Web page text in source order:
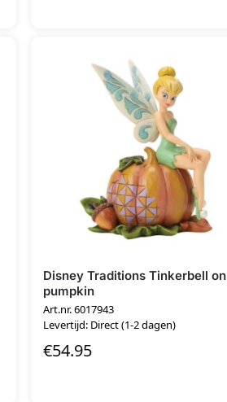
Disney Traditions Tinkerbell on
pumpkin
Art.nr. 6017943
Levertijd: Direct (1-2 dagen)
€54.95